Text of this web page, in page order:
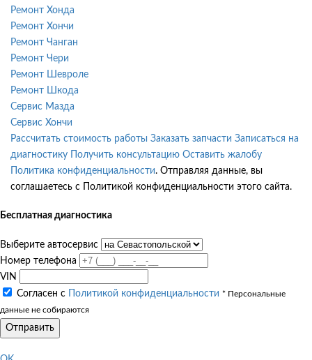
Ремонт Хонда
Ремонт Хончи
Ремонт Чанган
Ремонт Чери
Ремонт Шевроле
Ремонт Шкода
Сервис Мазда
Сервис Хончи
Рассчитать стоимость работы Заказать запчасти Записаться на
диагностику
Получить консультацию Оставить жалобу
Политика конфиденциальности. Отправляя данные, вы
соглашаетесь с Политикой конфиденциальности этого сайта.
Бесплатная диагностика
Выберите автосервис
Номер телефона
VIN
Согласен с
Политикой конфиденциальности * Персональные
данные не собираются
Отправить